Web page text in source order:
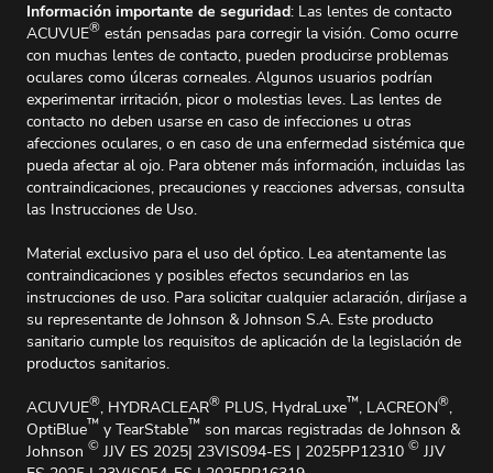
Información importante de seguridad: Las lentes de contacto
ACUVUE® están pensadas para corregir la visión. Como ocurre
con muchas lentes de contacto, pueden producirse problemas
oculares como úlceras corneales. Algunos usuarios podrían
experimentar irritación, picor o molestias leves. Las lentes de
contacto no deben usarse en caso de infecciones u otras
afecciones oculares, o en caso de una enfermedad sistémica que
pueda afectar al ojo. Para obtener más información, incluidas las
contraindicaciones, precauciones y reacciones adversas, consulta
las Instrucciones de Uso.
Material exclusivo para el uso del óptico. Lea atentamente las
contraindicaciones y posibles efectos secundarios en las
instrucciones de uso. Para solicitar cualquier aclaración, diríjase a
su representante de Johnson & Johnson S.A. Este producto
sanitario cumple los requisitos de aplicación de la legislación de
productos sanitarios.
ACUVUE®, HYDRACLEAR® PLUS, HydraLuxe™, LACREON®,
OptiBlue™ y TearStable™ son marcas registradas de Johnson &
Johnson © JJV ES 2025| 23VIS094-ES | 2025PP12310 © JJV